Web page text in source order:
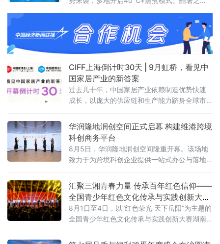
冷乏力、能耗偏高，还存在诸多安全隐患，严
重影响居家清凉体验。
CIFF上海倒计时30天 | 9月虹桥，看见中
国家居产业的新答案
过去几十年，中国家居产业依赖制造优势快速
成长，以庞大的供应链和生产能力跻身全球市
消费需求分化、渠道模式重构、全球市场重新
布局。企业需要回答的问题从“能不能造出来”转
向“能不能形成品牌、能不能走向全球、能不能
持续增长”。
华润隆地润创空间正式启幕 构建维港跨境
科创商务平台
8月5日，华润隆地润创空间隆重开幕。该场地
致力于为跨境科创企业提供一站式办公与落地
地政策咨询、商务社群链接等多元服务，搭建
维港畔高质量跨境科创商务生态。3
汇聚三湘青春力量 传承百年红色信仰——
全国青少年红色文化传承与实践创新大赛
湖南省赛在岳阳举办
8月1日至4日，以“红色荣光 天下岳阳”为主题的
全国青少年红色文化传承与实践创新大赛湖南
聚洞庭湖畔，这场教育部、湖南省教育厅备案